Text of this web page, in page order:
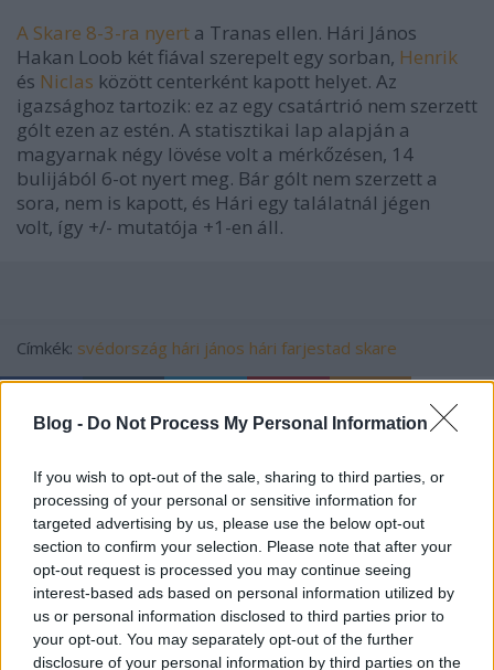
Blog - Do Not Process My Personal Information
If you wish to opt-out of the sale, sharing to third parties, or
processing of your personal or sensitive information for
targeted advertising by us, please use the below opt-out
section to confirm your selection. Please note that after your
opt-out request is processed you may continue seeing
interest-based ads based on personal information utilized by
us or personal information disclosed to third parties prior to
your opt-out. You may separately opt-out of the further
disclosure of your personal information by third parties on the
A Skare 8-3-ra nyert a Tranas ellen. Hári János
Hakan Loob két fiával szerepelt egy sorban, Henrik
és Niclas között centerként kapott helyet. Az
igazsághoz tartozik: ez az egy csatártrió nem szerzett
gólt ezen az estén. A statisztikai lap alapján a
magyarnak négy lövése volt a mérkőzésen, 14
bulijából 6-ot nyert meg. Bár gólt nem szerzett a
sora, nem is kapott, és Hári egy találatnál jégen
volt, így +/- mutatója +1-en áll.
Címkék: svédország hári jános hári farjestad skare
Ajánlott bejegyzések:
Az NHL megtette újabb javaslatát
Bemutatkozik az UTE és az FTC is